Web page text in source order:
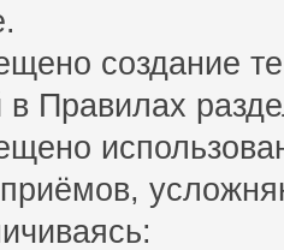
создание
в Правилах